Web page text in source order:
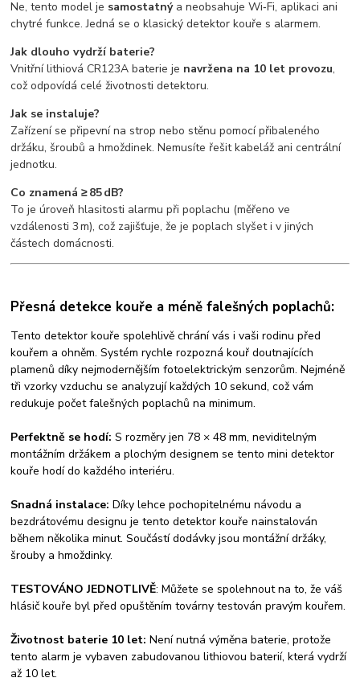
Ne, tento model je samostatnýa neobsahuje Wi‑Fi, aplikaci ani
chytré funkce. Jedná se o klasický detektor kouře s alarmem.
Jak dlouho vydrží baterie?
Vnitřní lithiová CR123A baterie je navržena na 10 let provozu,
což odpovídá celé životnosti detektoru.
Jak se instaluje?
Zařízení se připevní na strop nebo stěnu pomocí přibaleného
držáku, šroubů a hmoždinek. Nemusíte řešit kabeláž ani centrální
jednotku.
Co znamená ≥ 85 dB?
To je úroveň hlasitosti alarmu při poplachu (měřeno ve
vzdálenosti 3 m), což zajišťuje, že je poplach slyšet i v jiných
částech domácnosti.
Přesná detekce kouře a méně falešných poplachů:
Tento detektor kouře spolehlivě chrání vás i vaši rodinu před
kouřem a ohněm. Systém rychle rozpozná kouř doutnajících
plamenů díky nejmodernějším fotoelektrickým senzorům. Nejméně
tři vzorky vzduchu se analyzují každých 10 sekund, což vám
redukuje počet falešných poplachů na minimum.
Perfektně se hodí: S rozměry jen 78 × 48 mm, neviditelným
montážním držákem a plochým designem se tento mini detektor
kouře hodí do každého interiéru.
Snadná instalace: Díky lehce pochopitelnému návodu a
bezdrátovému designu je tento detektor kouře nainstalován
během několika minut. Součástí dodávky jsou montážní držáky,
šrouby a hmoždinky.
TESTOVÁNO JEDNOTLIVĚ: Můžete se spolehnout na to, že váš
hlásič kouře byl před opuštěním továrny testován pravým kouřem.
Životnost baterie 10 let: Není nutná výměna baterie, protože
tento alarm je vybaven zabudovanou lithiovou baterií, která vydrží
až 10 let.